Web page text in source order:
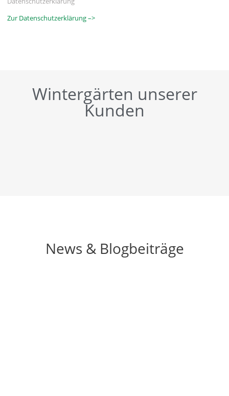
Zur Datenschutzerklärung –>
Wintergärten unserer
Kunden
News & Blogbeiträge